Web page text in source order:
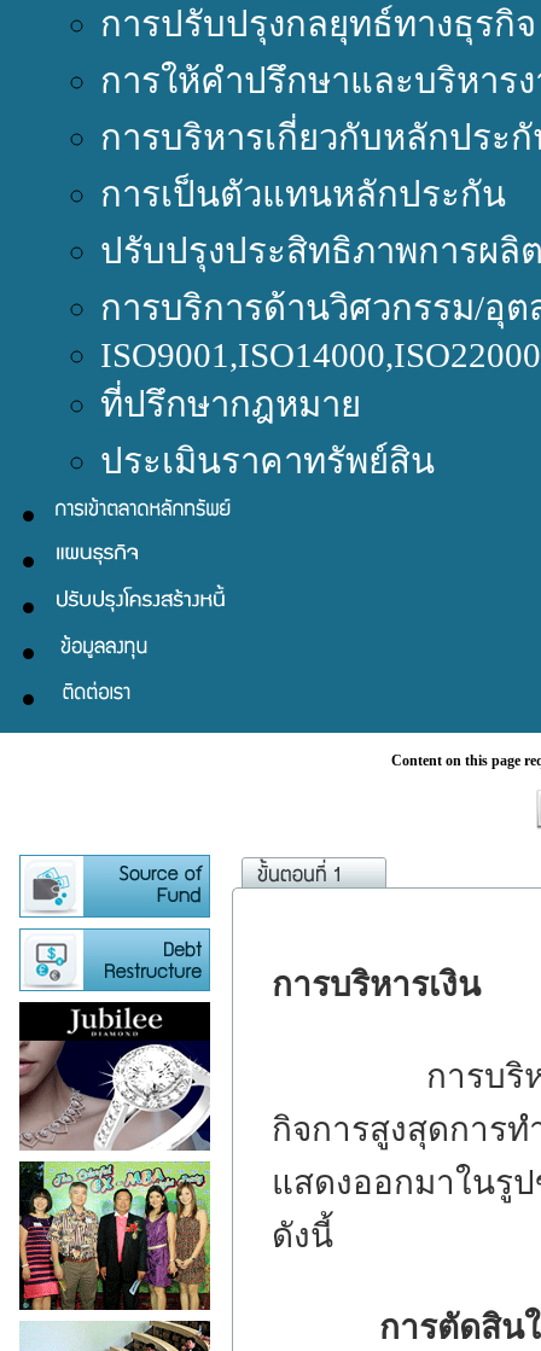
การปรับปรุงกลยุทธ์ทางธุรกิจ
การให้คำปรึกษาและบริหา
การบริหารเกี่ยวกับหลักประ
การเป็นตัวแทนหลักประกัน
ปรับปรุงประสิทธิภาพการผลิ
การบริการด้านวิศวกรรม/อุ
ที่ปรึกษากฎหมาย
ประเมินราคาทรัพย์สิน
Content on this page
การบริหารเงิน
การบริหารเ
กิจการสูงสุดการ
แสดงออกมาในรู
ดังนี้
การตัดสินใจ